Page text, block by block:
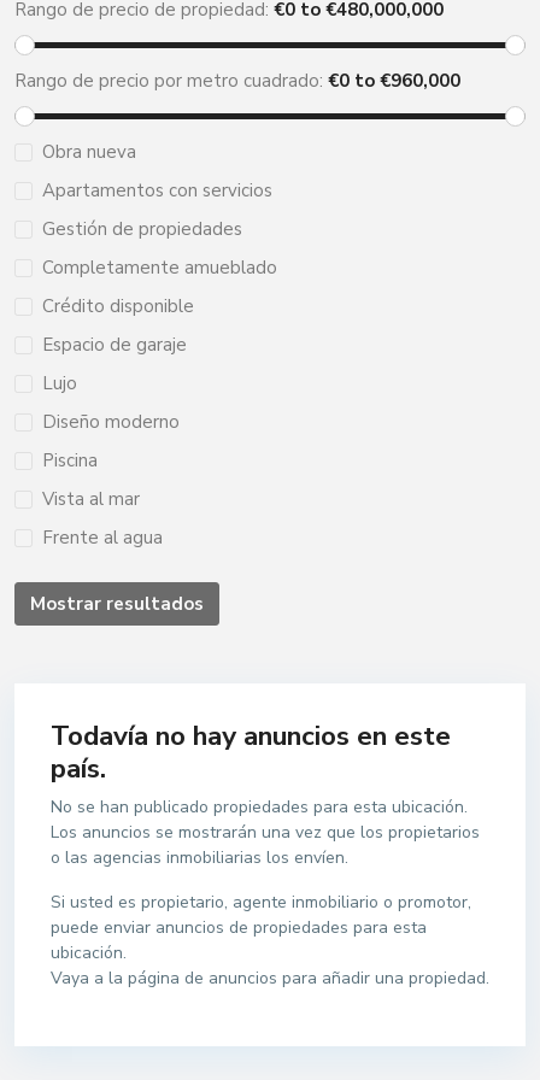
Rango de precio de propiedad: €0 to €480,000,000
Rango de precio por metro cuadrado: €0 to €960,000
Obra nueva
Apartamentos con servicios
Gestión de propiedades
Completamente amueblado
Crédito disponible
Espacio de garaje
Lujo
Diseño moderno
Piscina
Vista al mar
Frente al agua
Mostrar resultados
Todavía no hay anuncios en este
país.
No se han publicado propiedades para esta ubicación.
Los anuncios se mostrarán una vez que los propietarios
o las agencias inmobiliarias los envíen.
Si usted es propietario, agente inmobiliario o promotor,
puede enviar anuncios de propiedades para esta
ubicación.
Vaya a la página de anuncios para añadir una propiedad.